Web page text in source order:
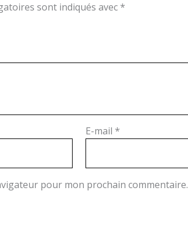
sont indiqués avec *
E-mail *
pour mon prochain commentaire.